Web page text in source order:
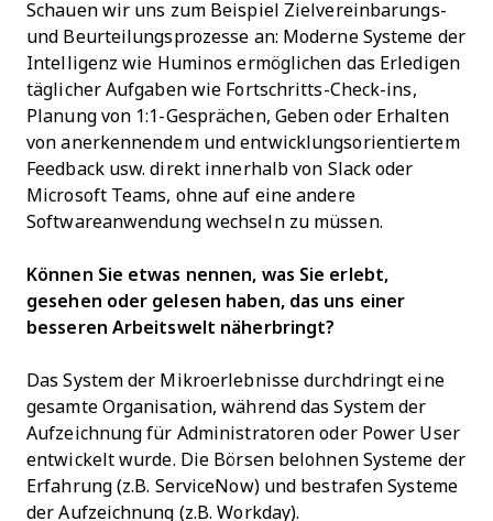
Schauen wir uns zum Beispiel Zielvereinbarungs-
und Beurteilungsprozesse an: Moderne Systeme der
Intelligenz wie Huminos ermöglichen das Erledigen
täglicher Aufgaben wie Fortschritts-Check-ins,
Planung von 1:1-Gesprächen, Geben oder Erhalten
von anerkennendem und entwicklungsorientiertem
Feedback usw. direkt innerhalb von Slack oder
Microsoft Teams, ohne auf eine andere
Softwareanwendung wechseln zu müssen.
Können Sie etwas nennen, was Sie erlebt,
gesehen oder gelesen haben, das uns einer
besseren Arbeitswelt näherbringt?
Das System der Mikroerlebnisse durchdringt eine
gesamte Organisation, während das System der
Aufzeichnung für Administratoren oder Power User
entwickelt wurde. Die Börsen belohnen Systeme der
Erfahrung (z.B. ServiceNow) und bestrafen Systeme
der Aufzeichnung (z.B. Workday).